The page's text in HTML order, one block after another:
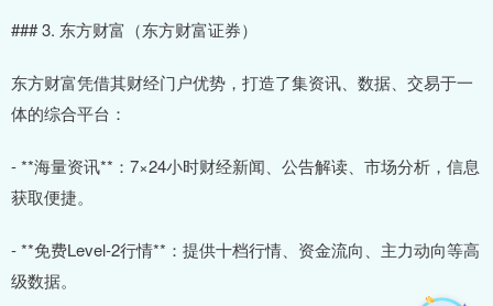
### 3. 东方财富（东方财富证券）
东方财富凭借其财经门户优势，打造了集资讯、数据、交易于一
体的综合平台：
- **海量资讯**：7×24小时财经新闻、公告解读、市场分析，信息
获取便捷。
- **免费Level-2行情**：提供十档行情、资金流向、主力动向等高
级数据。